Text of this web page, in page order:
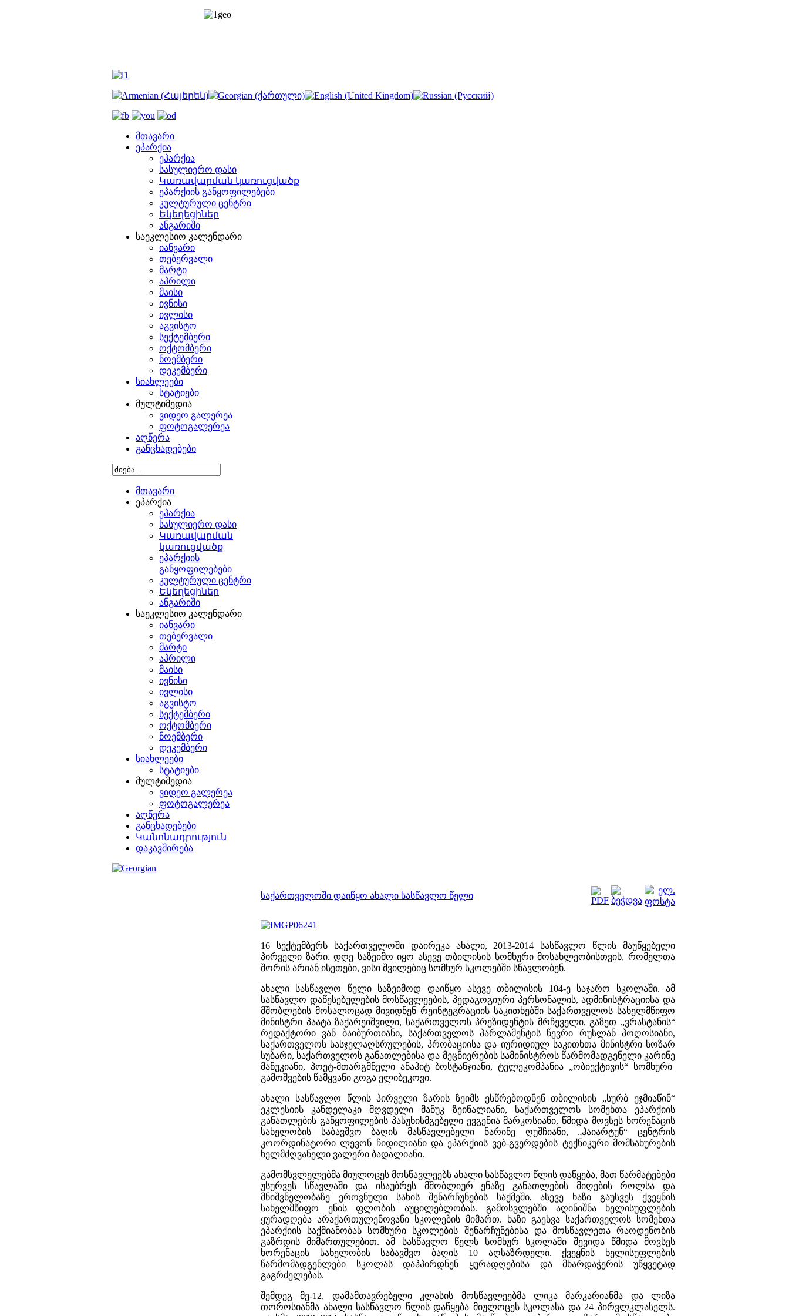
მთავარი
ეპარქია
ეპარქია
სასულიერო დასი
Կառավարման կառուցվածք
ეპარქიის განყოფილებები
კულტურული ცენტრი
Եկեղեցիներ
ანგარიში
საეკლესიო კალენდარი
იანვარი
თებერვალი
მარტი
აპრილი
მაისი
ივნისი
ივლისი
აგვისტო
სექტემბერი
ოქტომბერი
ნოემბერი
დეკემბერი
სიახლეები
სტატიები
მულტიმედია
ვიდეო გალერეა
ფოტოგალერეა
აღწერა
განცხადებები
მთავარი
ეპარქია
ეპარქია
სასულიერო დასი
Կառավարման
կառուցվածք
ეპარქიის
განყოფილებები
კულტურული ცენტრი
Եկեղեցիներ
ანგარიში
საეკლესიო კალენდარი
იანვარი
თებერვალი
მარტი
აპრილი
მაისი
ივნისი
ივლისი
აგვისტო
სექტემბერი
ოქტომბერი
ნოემბერი
დეკემბერი
სიახლეები
სტატიები
მულტიმედია
ვიდეო გალერეა
ფოტოგალერეა
აღწერა
განცხადებები
Կանոնադրություն
დაკავშირება
საქართველოში დაიწყო ახალი სასწავლო წელი
16 სექტემბერს საქართველოში დაირეკა ახალი, 2013-2014 სასწავლო წლის მაუწყებელი
პირველი ზარი. დღე საზეიმო იყო ასევე თბილისის სომხური მოსახლეობისთვის, რომელთა
შორის არიან ისეთები, ვისი შვილებიც სომხურ სკოლებში სწავლობენ.
ახალი სასწავლო წელი საზეიმოდ დაიწყოასევე თბილისის 104-ე საჯარო სკოლაში. ამ
სასწავლო დაწესებულებისმოსწავლეების,პედაგოგიური პერსონალის, ადმინისტრაციისა და
მშობლების მოსალოცად მივიდნენრეინტეგრაციის საკითხებში საქართველოს სახელმწიფო
მინისტრი პაატა ზაქარეიშვილი, საქართველოს პრეზიდენტის მრჩეველი,გაზეთ „ვრასტანის“
რედაქტორი ვან ბაიბურთიანი, საქართველოს პარლამენტის წევრი
რუსლან პოღოსიანი,
საქართველოს სასჯელაღსრულების, პრობაციისა და იურიდიულ საკითხთა მინისტრი სოზარ
სუბარი, საქართველოს განათლებისა და მეცნიერების სამინისტროს წარმომადგენელი კარინე
მანუკიანი, პოეტ-მთარგმნელი ანაჰიტ ბოსტანჯიანი, ტელეკომპანია „ობიექტივის“ სომხური
გამოშვების წამყვანი გოგა ელიბეკოვი.
ახალი სასწავლო წლის პირველი ზარის ზეიმს ესწრებოდნენ თბილისის „სურბ ეჯმიაწინ“
ეკლესიის კანდელაკი მღვდელი მანუკ ზეინალიანი, საქართველოს სომეხთა ეპარქიის
განათლების განყოფილების პასუხისმგებელი ევგენია მარკოსიანი, წმიდა მოვსეს ხორენაცის
სახელობის საბავშვო ბაღის მასწავლებელი ნარინე ღუშჩიანი, „ჰაიარტუნ“ ცენტრის
კოორდინატორი ლევონ ჩიდილიანი და ეპარქიის ვებ-გვერდების ტექნიკური მომსახურების
ხელმძღვანელი ვალერი ბადალიანი.
გამომსვლელებმა მიულოცეს მოსწავლეებს ახალი სასწავლო წლის დაწყება, მათ წარმატებები
უსურვეს სწავლაშიდაისაუბრეს მშობლიურ ენაზე განათლების მიღების როლსა და
მნიშვნელობაზე ეროვნული სახის შენარჩუნების საქმეში, ასევე ხაზი გაუსვეს ქვეყნის
სახელმწიფო ენის ფლობის აუცილებლობას. გამოსვლებში აღინიშნა ხელისუფლების
ყურადღება არაქართულენოვანი სკოლების მიმართ. ხაზი გაესვა საქართველოს სომეხთა
ეპარქიის საქმიანობას სომხური სკოლების შენარჩუნებისა და მოსწავლეთა რაოდენობის
გაზრდის მიმართულებით. ამ სასწავლო წელს სომხურ სკოლაში შევიდა წმიდა მოვსეს
ხორენაცის სახელობის საბავშვო ბაღის 10 აღსაზრდელი. ქვეყნის ხელისუფლების
წარმომადგენლები სკოლას დაჰპირდნენ ყურადღებისა და მხარდაჭერის უწყვეტად
გაგრძელებას.
შემდეგმე-12, დამამთავრებელი კლასის მოსწავლეებმა ლიკა მარკარიანმა და ლიზა
თოროსიანმა ახალი სასწავლო წლის დაწყება მიულოცეს სკოლასა და 24 პირვლკლასელს.